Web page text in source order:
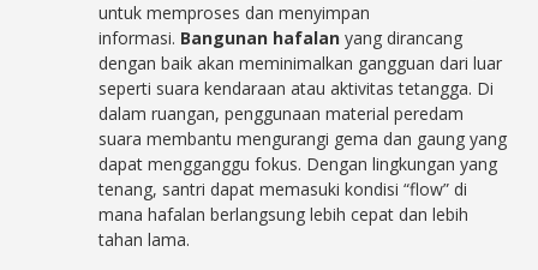
untuk memproses dan menyimpan
informasi. Bangunan hafalan yang dirancang
dengan baik akan meminimalkan gangguan dari luar
seperti suara kendaraan atau aktivitas tetangga. Di
dalam ruangan, penggunaan material peredam
suara membantu mengurangi gema dan gaung yang
dapat mengganggu fokus. Dengan lingkungan yang
tenang, santri dapat memasuki kondisi “flow” di
mana hafalan berlangsung lebih cepat dan lebih
tahan lama.